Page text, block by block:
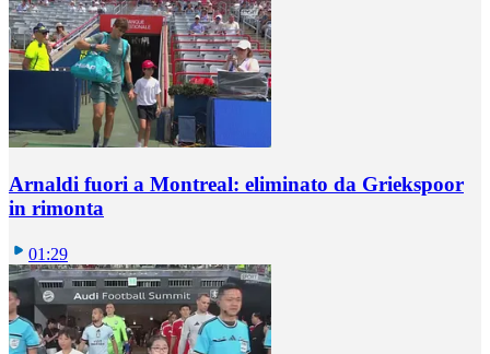
Arnaldi fuori a Montreal: eliminato da Griekspoor
in rimonta
01:29